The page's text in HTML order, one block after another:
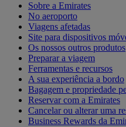
Sobre a Emirates
No aeroporto
Viagens afetadas
Site para dispositivos
Os nossos outros produtos
Preparar a viagem
Ferramentas e recursos
A sua experiência a bordo
Bagagem e propriedade
Reservar com a Emirates
Cancelar ou alterar uma
Business Rewards da